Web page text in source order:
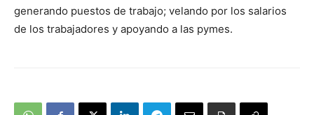
generando puestos de trabajo; velando por los salarios
de los trabajadores y apoyando a las pymes.